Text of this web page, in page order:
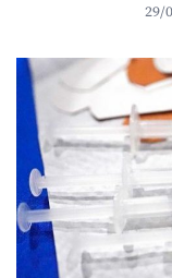
29/